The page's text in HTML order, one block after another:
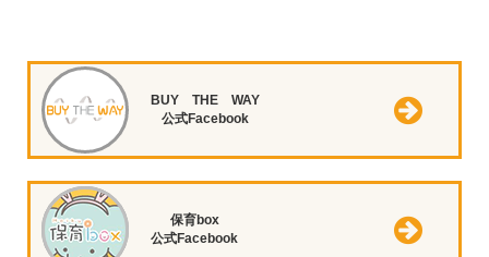
BUY THE WAY
公式Facebook
保育box
公式Facebook